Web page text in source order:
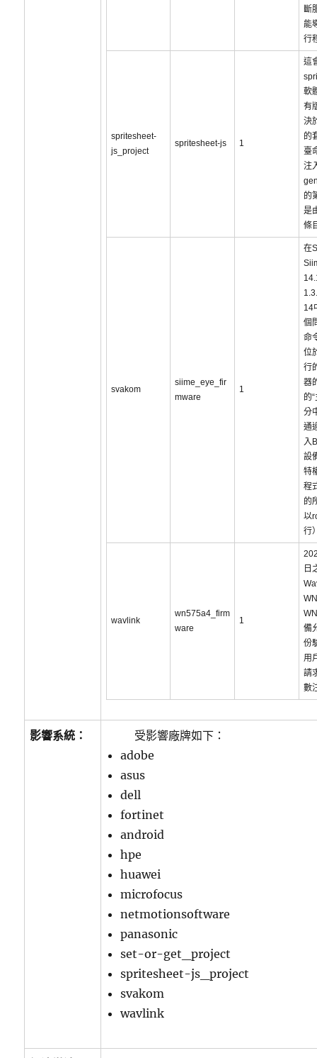
斷
能
行
spritesheet-
js_project
spritesheet-js 1
這
軟
有
決
的
臺
注
的
是
條
svakom
siime_eye_fir
mware
1
在
14
個
命
位
行
器
的
分
通
入
設
特
程
的
以
行
wavlink
wn575a4_firm
ware
1
日
備
份
用
請
數
影響系統：
受影響廠牌如下：
adobe
asus
dell
fortinet
android
hpe
huawei
microfocus
netmotionsoftware
panasonic
set-or-get_project
spritesheet-js_project
svakom
wavlink